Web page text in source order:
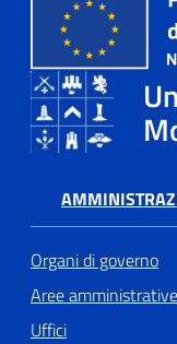
Organi di governo
Aree amministrative
Uffici